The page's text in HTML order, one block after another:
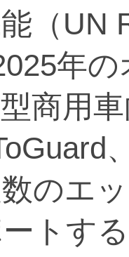
（UN
年
商用
のエ
トす